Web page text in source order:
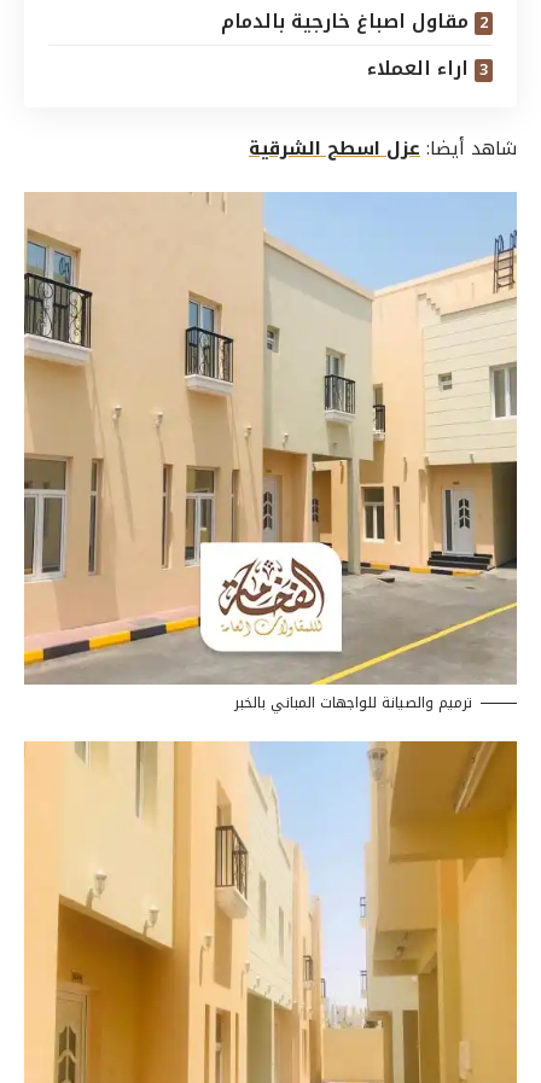
مقاول اصباغ خارجية بالدمام
اراء العملاء
شاهد أيضا:عزل اسطح الشرقية
ترميم والصيانة للواجهات المباني بالخبر